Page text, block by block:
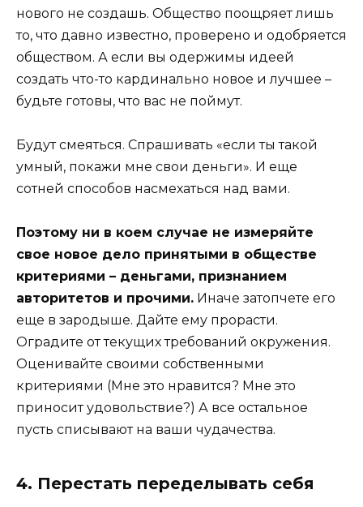
нового не создашь. Общество поощряет лишь
то, что давно известно, проверено и одобряется
обществом. А если вы одержимы идеей
создать что-то кардинально новое и лучшее –
будьте готовы, что вас не поймут.
Будут смеяться. Спрашивать «если ты такой
умный, покажи мне свои деньги». И еще
сотней способов насмехаться над вами.
Поэтому ни в коем случае не измеряйте
свое новое дело принятыми в обществе
критериями – деньгами, признанием
авторитетов и прочими. Иначе затопчете его
еще в зародыше. Дайте ему прорасти.
Оградите от текущих требований окружения.
Оценивайте своими собственными
критериями (Мне это нравится? Мне это
приносит удовольствие?) А все остальное
пусть списывают на ваши чудачества.
4. Перестать переделывать себя